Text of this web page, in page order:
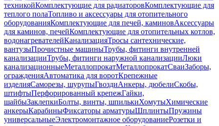
техникойКомплектующие для радиаторовКомплектующие для
теплого полаТопливо и аксессуары для отопительного
оборудованияКомплектующие для печей, каминовАксессуары
для каминов, печейКомплектующие для отопительных котлов,
водонагревателейКанализацияТросы сантехнические,
вантузыПрочистные машиныТрубы, фитинги внутренней
канализацииТрубы, фитинги наружной канализацииЛюки
канализационныеМеталлопрокатМеталлопрокатСваиЗаборы,
огражденияАвтоматика для воротКрепежные
изделияСаморезы, шурупыГвоздиАнкеры, дюбелиСкобы,
штифтыПерфорированный крепежГайки,
шайбыЗаклепкиБолты, винты, шпилькиХомутыХимические
анкерыКарабиныФиксаторы арматурыШплинтыПружины
универсальныеЭлектромонтажное оборудованиеРозетки и